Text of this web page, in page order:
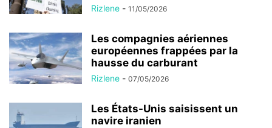
Rizlene - 11/05/2026
Les compagnies aériennes
européennes frappées par la
hausse du carburant
Rizlene - 07/05/2026
Les États-Unis saisissent un
navire iranien